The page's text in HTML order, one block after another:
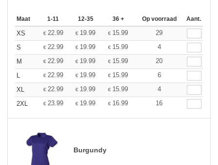
Maat 1-11 12-35 36 + Op voorraad Aant.
XS € 22.99 € 19.99 € 15.99
29
S
€ 22.99 € 19.99 € 15.99
4
M
€ 22.99 € 19.99 € 15.99
20
L
€ 22.99 € 19.99 € 15.99
6
XL
€ 22.99 € 19.99 € 15.99
4
2XL
€ 23.99 € 19.99 € 16.99 16
Burgundy